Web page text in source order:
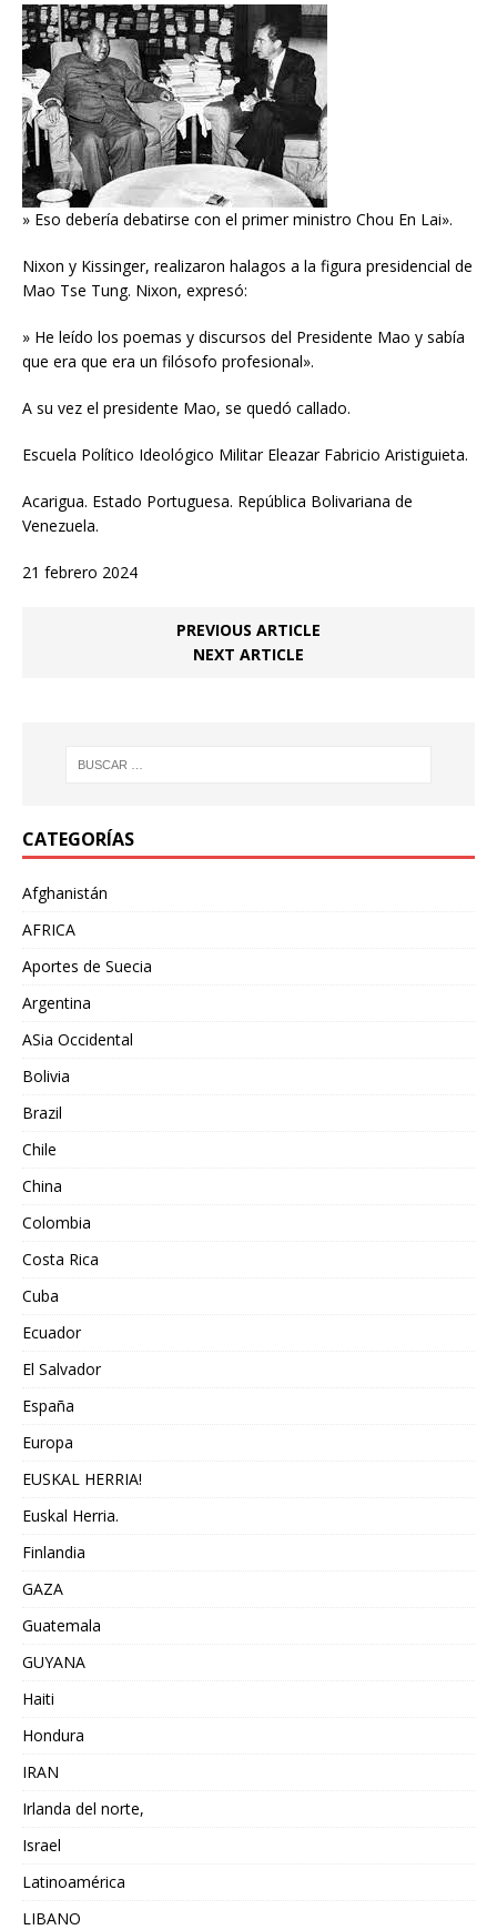
» Eso debería debatirse con el primer ministro Chou En Lai».
Nixon y Kissinger, realizaron halagos a la figura presidencial de
Mao Tse Tung. Nixon, expresó:
» He leído los poemas y discursos del Presidente Mao y sabía
que era que era un filósofo profesional».
A su vez el presidente Mao, se quedó callado.
Escuela Político Ideológico Militar Eleazar Fabricio Aristiguieta.
Acarigua. Estado Portuguesa. República Bolivariana de
Venezuela.
21 febrero 2024
PREVIOUS ARTICLE
NEXT ARTICLE
CATEGORÍAS
Afghanistán
AFRICA
Aportes de Suecia
Argentina
ASia Occidental
Bolivia
Brazil
Chile
China
Colombia
Costa Rica
Cuba
Ecuador
El Salvador
España
Europa
EUSKAL HERRIA!
Euskal Herria.
Finlandia
GAZA
Guatemala
GUYANA
Haiti
Hondura
IRAN
Irlanda del norte,
Israel
Latinoamérica
LIBANO